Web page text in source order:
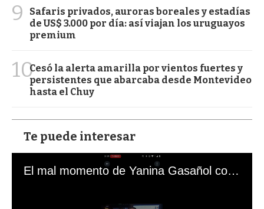
9
Safaris privados, auroras boreales y estadías
de US$ 3.000 por día: así viajan los uruguayos
premium
10Cesó la alerta amarilla por vientos fuertes y
persistentes que abarcaba desde Montevideo
hasta el Chuy
Te puede interesar
El mal momento de Yanina Gasañol con un hincha argentino en "Subrayado"